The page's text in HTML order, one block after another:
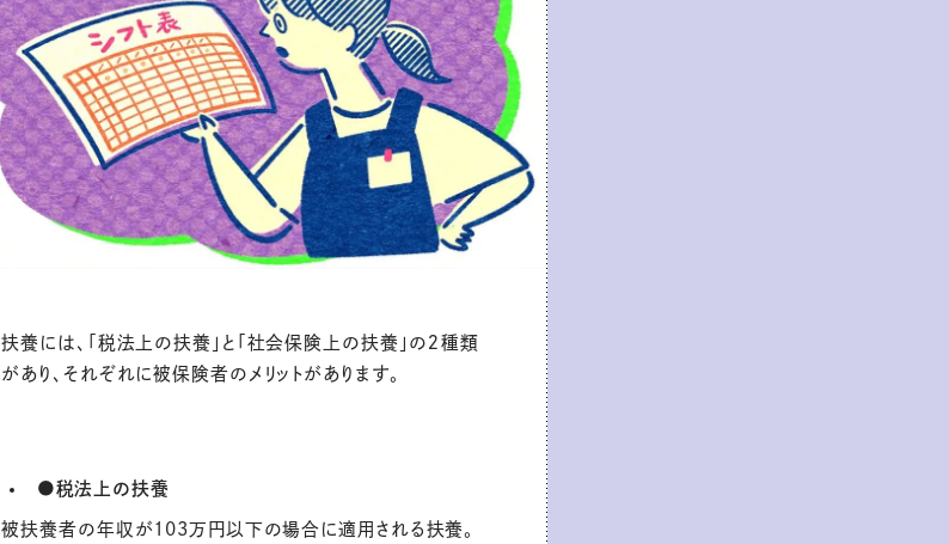
扶養には、「税法上の扶養」と「社会保険上の扶養」の２種類
があり、それぞれに被保険者のメリットがあります。
●税法上の扶養
被扶養者の年収が 103万円以下の場合に適用される扶養。